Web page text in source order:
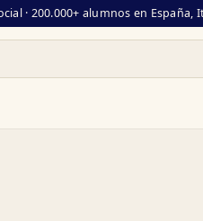
· 200.000+ alumnos en España,